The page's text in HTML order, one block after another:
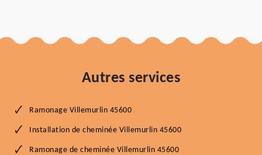
Autres services
Ramonage Villemurlin 45600
Installation de cheminée Villemurlin 45600
Ramonage de cheminée Villemurlin 45600